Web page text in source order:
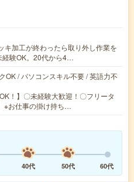
キ加工が終わったら取り外し作業を
経験OK。20代から4…
OK / パソコンスキル不要 / 英語力不
！】〇未経験大歓迎！〇フリータ
※お仕事の掛け持ち…
40代 50代 60代